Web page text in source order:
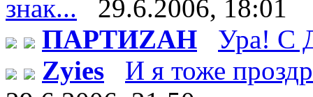
знак...
29.6.2006, 18:01
ПАРТИZАН
Ура! С
Zyies
И я тоже